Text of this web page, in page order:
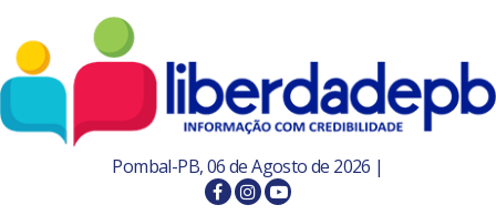
Pombal-PB, 06 de Agosto de 2026 |